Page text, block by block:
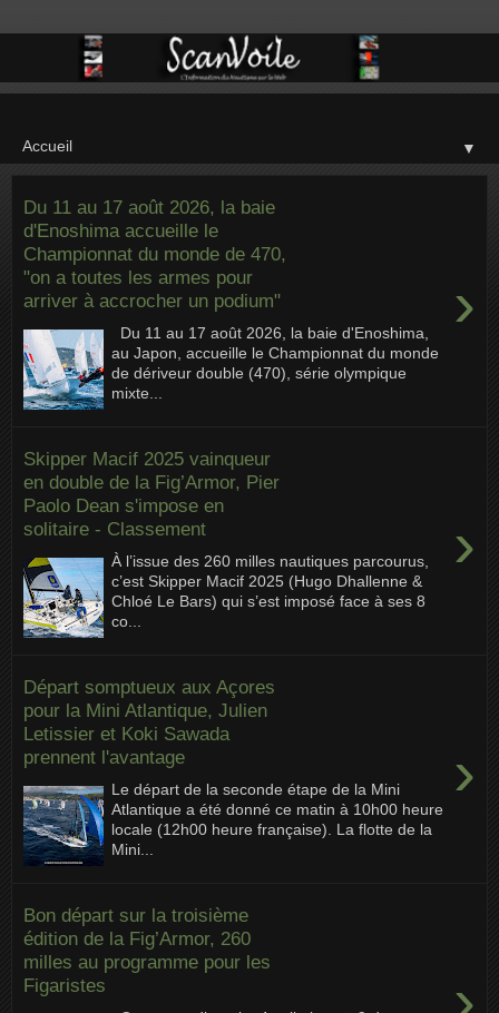
▼
Du 11 au 17 août 2026, la baie
d'Enoshima accueille le
Championnat du monde de 470,
"on a toutes les armes pour
arriver à accrocher un podium"
›
Du 11 au 17 août 2026, la baie d'Enoshima,
au Japon, accueille le Championnat du monde
de dériveur double (470), série olympique
mixte...
Skipper Macif 2025 vainqueur
en double de la Fig’Armor, Pier
Paolo Dean s'impose en
solitaire - Classement
›
À l’issue des 260 milles nautiques parcourus,
c’est Skipper Macif 2025 (Hugo Dhallenne &
Chloé Le Bars) qui s’est imposé face à ses 8
co...
Départ somptueux aux Açores
pour la Mini Atlantique, Julien
Letissier et Koki Sawada
prennent l'avantage
›
Le départ de la seconde étape de la Mini
Atlantique a été donné ce matin à 10h00 heure
locale (12h00 heure française). La flotte de la
Mini...
Bon départ sur la troisième
édition de la Fig’Armor, 260
milles au programme pour les
Figaristes